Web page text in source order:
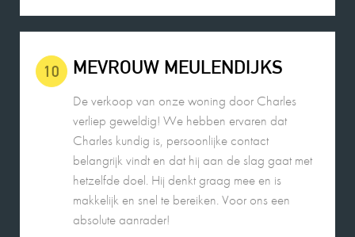
MEVROUW MEULENDIJKS
verliep geweldig! We hebben ervaren dat
Charles kundig is, persoonlijke contact
belangrijk vindt en dat hij aan de slag gaat met
hetzelfde doel. Hij denkt graag mee en is
makkelijk en snel te bereiken. Voor ons een
absolute aanrader!
26-08-2025